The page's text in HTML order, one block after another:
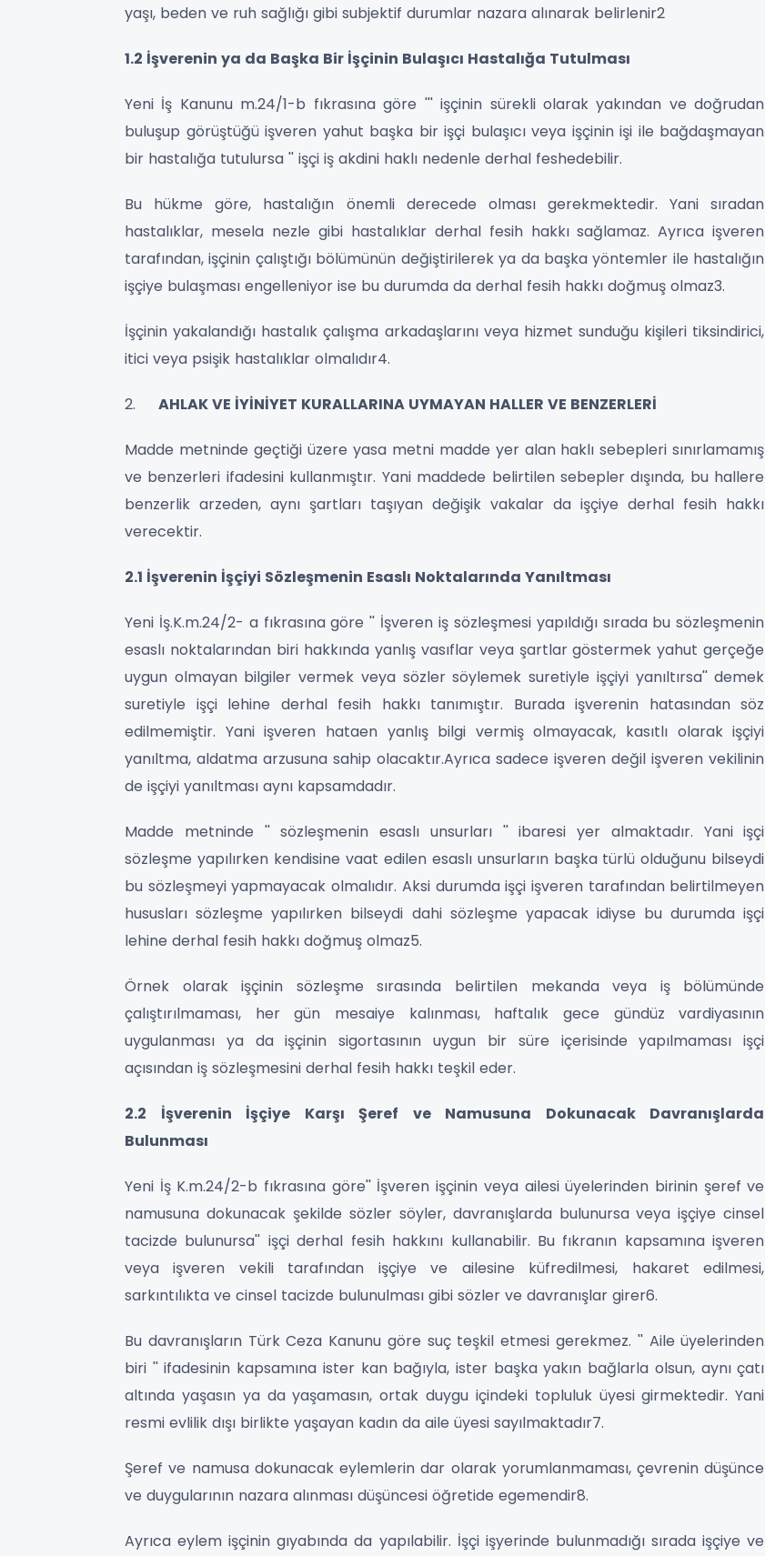
yaşı, beden ve ruh sağlığı gibi subjektif durumlar nazara alınarak belirlenir2
1.2 İşverenin ya da Başka Bir İşçinin Bulaşıcı Hastalığa Tutulması
Yeni İş Kanunu m.24/1-b fıkrasına göre ''' işçinin sürekli olarak yakından ve doğrudan
buluşup görüştüğü işveren yahut başka bir işçi bulaşıcı veya işçinin işi ile bağdaşmayan
bir hastalığa tutulursa '' işçi iş akdini haklı nedenle derhal feshedebilir.
Bu hükme göre, hastalığın önemli derecede olması gerekmektedir. Yani sıradan
hastalıklar, mesela nezle gibi hastalıklar derhal fesih hakkı sağlamaz. Ayrıca işveren
tarafından, işçinin çalıştığı bölümünün değiştirilerek ya da başka yöntemler ile hastalığın
işçiye bulaşması engelleniyor ise bu durumda da derhal fesih hakkı doğmuş olmaz3.
İşçinin yakalandığı hastalık çalışma arkadaşlarını veya hizmet sunduğu kişileri tiksindirici,
itici veya psişik hastalıklar olmalıdır4.
2. AHLAK VE İYİNİYET KURALLARINA UYMAYAN HALLER VE BENZERLERİ
Madde metninde geçtiği üzere yasa metni madde yer alan haklı sebepleri sınırlamamış
ve benzerleri ifadesini kullanmıştır. Yani maddede belirtilen sebepler dışında, bu hallere
benzerlik arzeden, aynı şartları taşıyan değişik vakalar da işçiye derhal fesih hakkı
verecektir.
2.1 İşverenin İşçiyi Sözleşmenin Esaslı Noktalarında Yanıltması
Yeni İş.K.m.24/2- a fıkrasına göre '' İşveren iş sözleşmesi yapıldığı sırada bu sözleşmenin
esaslı noktalarından biri hakkında yanlış vasıflar veya şartlar göstermek yahut gerçeğe
uygun olmayan bilgiler vermek veya sözler söylemek suretiyle işçiyi yanıltırsa'' demek
suretiyle işçi lehine derhal fesih hakkı tanımıştır. Burada işverenin hatasından söz
edilmemiştir. Yani işveren hataen yanlış bilgi vermiş olmayacak, kasıtlı olarak işçiyi
yanıltma, aldatma arzusuna sahip olacaktır.Ayrıca sadece işveren değil işveren vekilinin
de işçiyi yanıltması aynı kapsamdadır.
Madde metninde '' sözleşmenin esaslı unsurları '' ibaresi yer almaktadır. Yani işçi
sözleşme yapılırken kendisine vaat edilen esaslı unsurların başka türlü olduğunu bilseydi
bu sözleşmeyi yapmayacak olmalıdır. Aksi durumda işçi işveren tarafından belirtilmeyen
hususları sözleşme yapılırken bilseydi dahi sözleşme yapacak idiyse bu durumda işçi
lehine derhal fesih hakkı doğmuş olmaz5.
Örnek olarak işçinin sözleşme sırasında belirtilen mekanda veya iş bölümünde
çalıştırılmaması, her gün mesaiye kalınması, haftalık gece gündüz vardiyasının
uygulanması ya da işçinin sigortasının uygun bir süre içerisinde yapılmaması işçi
açısından iş sözleşmesini derhal fesih hakkı teşkil eder.
2.2 İşverenin İşçiye Karşı Şeref ve Namusuna Dokunacak Davranışlarda
Bulunması
Yeni İş K.m.24/2-b fıkrasına göre'' İşveren işçinin veya ailesi üyelerinden birinin şeref ve
namusuna dokunacak şekilde sözler söyler, davranışlarda bulunursa veya işçiye cinsel
tacizde bulunursa'' işçi derhal fesih hakkını kullanabilir. Bu fıkranın kapsamına işveren
veya işveren vekili tarafından işçiye ve ailesine küfredilmesi, hakaret edilmesi,
sarkıntılıkta ve cinsel tacizde bulunulması gibi sözler ve davranışlar girer6.
Bu davranışların Türk Ceza Kanunu göre suç teşkil etmesi gerekmez. '' Aile üyelerinden
biri '' ifadesinin kapsamına ister kan bağıyla, ister başka yakın bağlarla olsun, aynı çatı
altında yaşasın ya da yaşamasın, ortak duygu içindeki topluluk üyesi girmektedir. Yani
resmi evlilik dışı birlikte yaşayan kadın da aile üyesi sayılmaktadır7.
Şeref ve namusa dokunacak eylemlerin dar olarak yorumlanmaması, çevrenin düşünce
ve duygularının nazara alınması düşüncesi öğretide egemendir8.
Ayrıca eylem işçinin gıyabında da yapılabilir. İşçi işyerinde bulunmadığı sırada işçiye ve